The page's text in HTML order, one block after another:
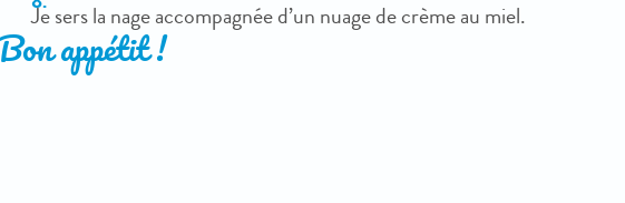
Je sers la nage accompagnée d’un nuage de crème au miel.
Bon appétit !